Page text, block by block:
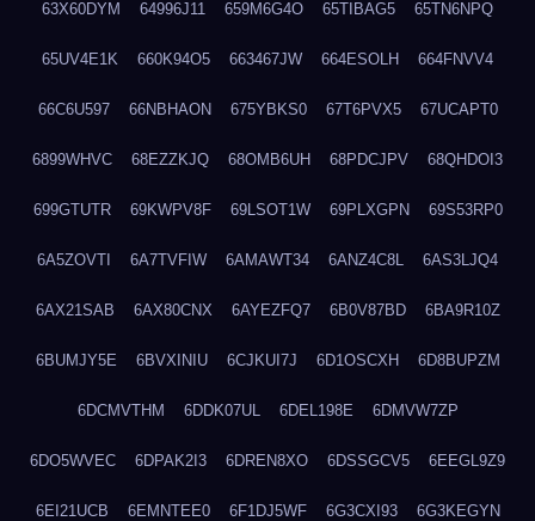
63X60DYM 64996J11 659M6G4O 65TIBAG5 65TN6NPQ
65UV4E1K 660K94O5 663467JW 664ESOLH 664FNVV4
66C6U597 66NBHAON 675YBKS0 67T6PVX5 67UCAPT0
6899WHVC 68EZZKJQ 68OMB6UH 68PDCJPV 68QHDOI3
699GTUTR 69KWPV8F 69LSOT1W 69PLXGPN 69S53RP0
6A5ZOVTI 6A7TVFIW 6AMAWT34 6ANZ4C8L 6AS3LJQ4
6AX21SAB 6AX80CNX 6AYEZFQ7 6B0V87BD 6BA9R10Z
6BUMJY5E 6BVXINIU 6CJKUI7J 6D1OSCXH 6D8BUPZM
6DCMVTHM 6DDK07UL 6DEL198E 6DMVW7ZP
6DO5WVEC 6DPAK2I3 6DREN8XO 6DSSGCV5 6EEGL9Z9
6EI21UCB 6EMNTEE0 6F1DJ5WF 6G3CXI93 6G3KEGYN